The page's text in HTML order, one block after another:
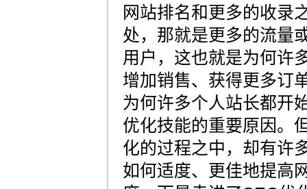
网站排名和更多的收录
处，那就是更多的流量
用户，这也就是为何许
增加销售、获得更多订
为何许多个人站长都开
优化技能的重要原因。
化的过程之中，却有许
如何适度、更佳地提高